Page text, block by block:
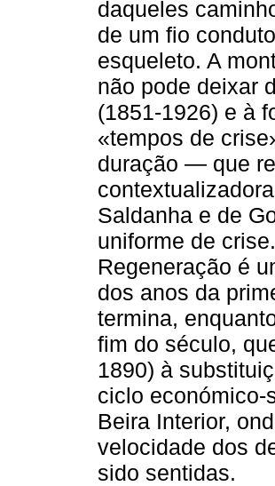
daqueles
de um fio
esqueleto. A
não pode deixar
(1851-1926) e à
«tempos de
duração — que
Saldanha e de
uniforme de
Regeneração é
dos anos da
termina,
fim do século,
1890) à
ciclo económico-
Beira Interior,
velocidade dos
sido sentidas.